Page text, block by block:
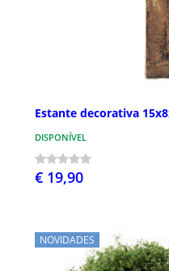
Estante decorativa
DISPONÍVEL
€ 19,90
NOVIDADES